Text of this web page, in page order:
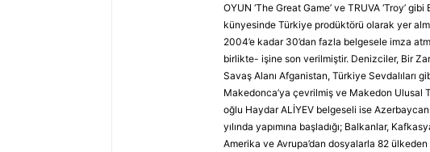
OYUN ‘The Great Game’ ve TRUVA ‘Troy’
künyesinde Türkiye prodüktörü olarak yer
2004’e kadar 30’dan fazla belgesele imza
birlikte- işine son verilmiştir. Denizciler, Bir
Savaş Alanı Afganistan, Türkiye Sevdalıları
Makedonca’ya çevrilmiş ve Makedon Ulusal
oğlu Haydar ALİYEV belgeseli ise
yılında yapımına başladığı; Balkanlar,
Amerika ve Avrupa’dan dosyalarla 82 ülkeden